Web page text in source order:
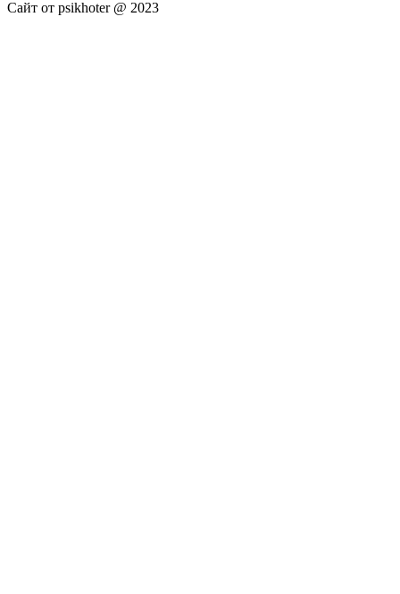
Сайт от psikhoter @ 2023